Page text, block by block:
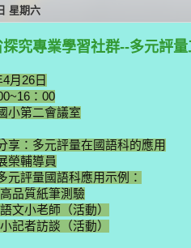
星期六
究專業學習社群--多元評
月26日
：00
小第二會議室
享：多元評量在國語科的應用
榮輔導員
元評量國語科應用示例：
筆測驗
師（活動）
談（活動）